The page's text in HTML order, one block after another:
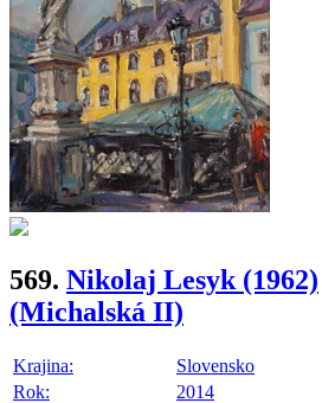
569. Nikolaj Lesyk (1962)
(Michalská II)
Krajina:
Slovensko
Rok:
2014